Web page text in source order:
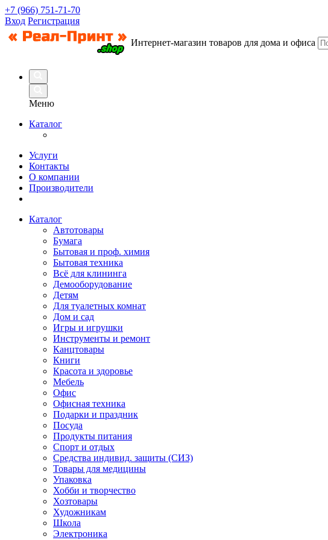
+7 (966) 751-71-70
Вход Регистрация
Интернет-магазин товаров для дома и офиса
Меню
Каталог
Услуги
Контакты
О компании
Производители
Каталог
Автотовары
Бумага
Бытовая и проф. химия
Бытовая техника
Всё для клининга
Демооборудование
Детям
Для туалетных комнат
Дом и сад
Игры и игрушки
Инструменты и ремонт
Канцтовары
Книги
Красота и здоровье
Мебель
Офис
Офисная техника
Подарки и праздник
Посуда
Продукты питания
Спорт и отдых
Средства индивид. защиты (СИЗ)
Товары для медицины
Упаковка
Хобби и творчество
Хозтовары
Художникам
Школа
Электроника